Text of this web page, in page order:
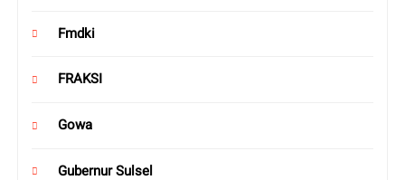
Fmdki
FRAKSI
Gowa
Gubernur Sulsel